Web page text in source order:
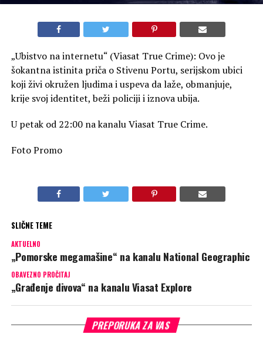
„Ubistvo na internetu“ (Viasat True Crime): Ovo je
šokantna istinita priča o Stivenu Portu, serijskom ubici
koji živi okružen ljudima i uspeva da laže, obmanjuje,
krije svoj identitet, beži policiji i iznova ubija.
U petak od 22:00 na kanalu Viasat True Crime.
Foto Promo
SLIČNE TEME
AKTUELNO
„Pomorske megamašine“ na kanalu National Geographic
OBAVEZNO PROČITAJ
„Građenje divova“ na kanalu Viasat Explore
PREPORUKA ZA VAS